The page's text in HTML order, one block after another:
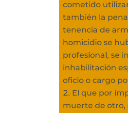
cometido
también la
tenencia de
homicidio se
profesional, se
inhabilitación
oficio o cargo
El que por
muerte de otro,